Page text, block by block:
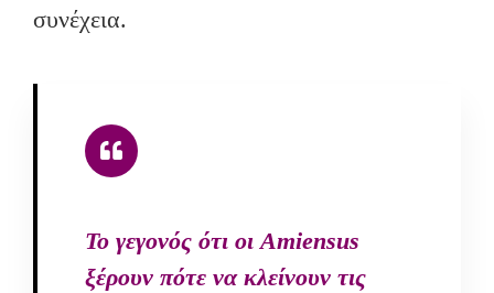
συνέχεια.
To γεγονός ότι οι Amiensus
ξέρουν πότε να κλείνουν τις